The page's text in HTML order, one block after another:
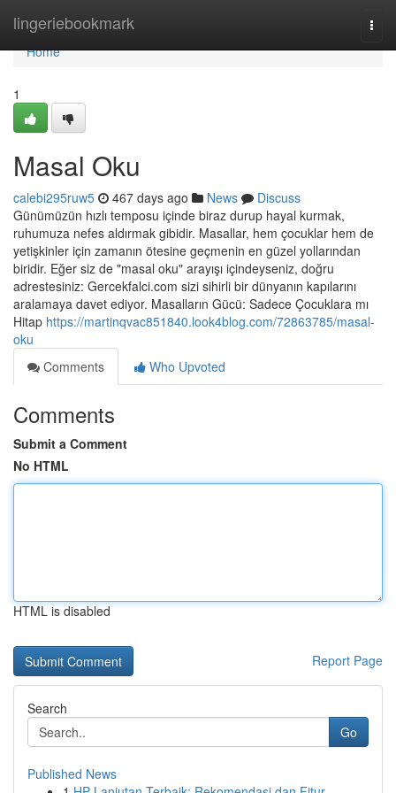
lingeriebookmark
Home
Home
1
Masal Oku
calebi295ruw5 467 days ago News
Discuss
Günümüzün hızlı temposu içinde biraz durup hayal kurmak,
ruhumuza nefes aldırmak gibidir. Masallar, hem çocuklar hem de
yetişkinler için zamanın ötesine geçmenin en güzel yollarından
biridir. Eğer siz de "masal oku" arayışı içindeyseniz, doğru
adrestesiniz: Gercekfalci.com sizi sihirli bir dünyanın kapılarını
aralamaya davet ediyor. Masalların Gücü: Sadece Çocuklara mı
Hitap https://martinqvac851840.look4blog.com/72863785/masal-
oku
Comments
Who Upvoted
Comments
Submit a Comment
No HTML
HTML is disabled
Report Page
Search
Go
Published News